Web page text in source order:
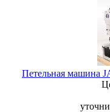
Петельная машина